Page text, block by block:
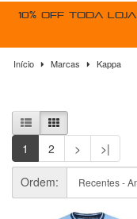
10% OFF toda loja
Início Marcas Kappa
1 2 > >|
Ordem: